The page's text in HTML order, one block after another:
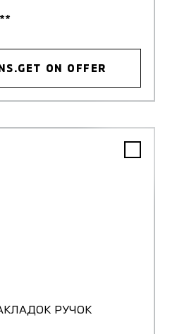
ON OFFER
РУЧОК